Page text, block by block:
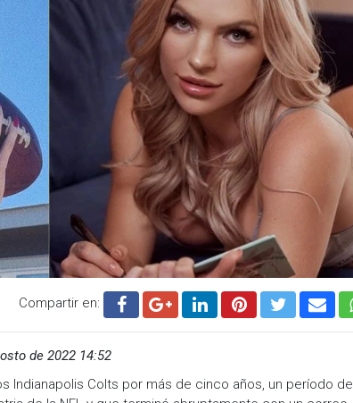
Compartir en:
de 2022 14:52
Indianapolis Colts por más de cinco años, un período de